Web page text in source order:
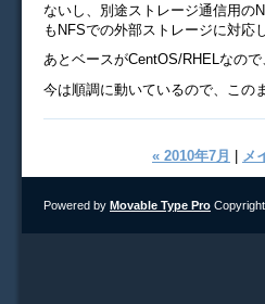
ないし、別途ストレージ通信用の
もNFSでの外部ストレージに対応
あとベースがCentOS/RHELなの
今は順調に動いているので、この
« 2010年7月 | メ
Powered by Movable Type Pro